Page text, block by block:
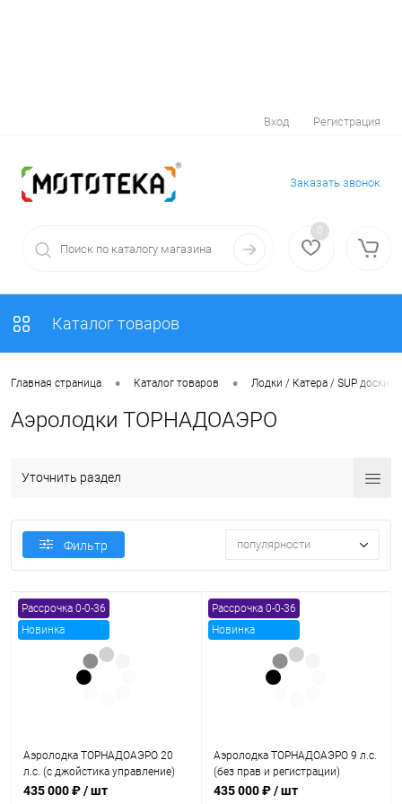
Вход Регистрация
Заказать звонок
0
Каталог товаров
Главная страница • Каталог товаров • Лодки / Катера / SUP доски
Аэролодки ТОРНАДОАЭРО
Уточнить раздел
Фильтр популярности
Рассрочка 0-0-36
Новинка
Аэролодка ТОРНАДОАЭРО 20
л.с. (с джойстика управление)
435 000 ₽/ шт
Рассрочка 0-0-36
Новинка
Аэролодка ТОРНАДОАЭРО 9 л.с.
(без прав и регистрации)
435 000 ₽/ шт